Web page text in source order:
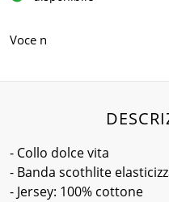
Voce n
- Collo dolce vita
- Banda scothlite
- Jersey: 100% cottone